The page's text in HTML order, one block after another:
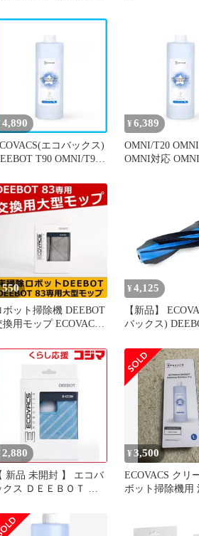
4,890
エコバックス)
T90 OMNI/T90
T80
T50 OMNI/T80S
T50S OMNI/X8
OMNI/DEEBOT
DEEBOT
¥ 6,389
OMNI/T20
OMNI対応
OMNI/T80S
耗品 OMNICYCL
550
ボット掃除機 DEEBOT
換用モップ ECOVACS
用 お掃除ロボットアク
¥ 4,125
【新品】
バックス)
mini2 交換用消耗
ット掃除機 消耗
枚） 0
2,880
新品 未開封 】 エコバ
クス ＤＥＥＢＯＴ Ｏ
換モップ D-CC3H 未使
送料無料
¥3,500
ECOVACS クリ
ボット掃除機用